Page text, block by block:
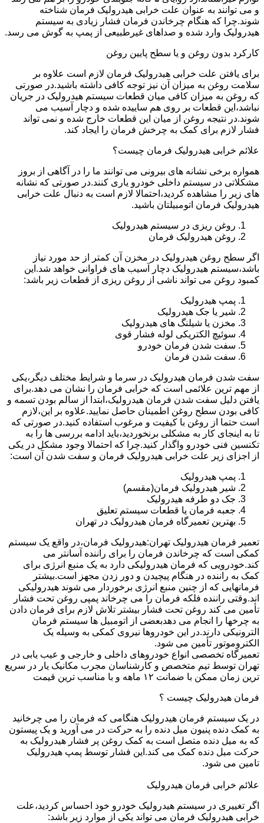
و می توانند به عنوان علت خرابی هیدرولیک فرمان شناخته
شوند.چرا که هنگام چرخاندن فرمان فشار زیادی به سیستم
هیدرولیک وارد شده و صداهای غیرطبیعی از پمپ به گوش می رسد.
کارکرد بدون روغن و یا سطح پایین روغن
برای یافتن علت خرابی هیدرولیک فرمان لازم است علاوه بر
سلامت روغن به میزان آن نیز توجه کافی داشته باشید.در صورتی
که روغن به میزان کافی میان قطعات سیستم هیدرولیک در جریان
نباشد،این قطعات بر روی هم ساییده شده و دچار آسیب می
شوند.در نتیجه روغن از میان این قطعات خارج شده و نمی تواند
فشار لازم برای کمک به چرخش فرمان را ایجاد کند.
علائم خرابی هیدرولیک فرمان چیست؟
همواره برخی نشانه های بیرونی می توانند ما را در آگاهی از بروز
مشکلاتی در سیستم داخلی خودرو یاری کنند.در صورتی که نشانه
های زیر را مشاهده کردید،احتمالا لازم است به دنبال علت خرابی
هیدرولیک فرمان اتومبیلتان باشید.
روغن ریزی در سیستم هیدرولیک
روغن هیدرولیک فرمان
اگر سطح روغن هیدرولیک در مخزن آن کمتر از حد مورد نیاز
باشد،سیستم هیدرولیک دچار آسیب های فراوانی خواهد شد.این
کمبود روغن می تواند ناشی از روغن ریزی از قطعات زیر باشد:
پمپ هیدرولیک
شیر یا جک هیدرولیک
مخزن یا شیلنگ های هیدرولیک
سوئیچ الکتریکی لوله فشار قوی
سفت شدن فرمان خودرو
سفت شدن فرمان
سفت شدن فرمان هیدرولیک در سرما و شرایط مختلف دیگر،یکی
از مهم ترین علائمی است که خرابی فرمان را نشان می دهد.برای
یافتن دلیل سفت شدن فرمان هیدرولیک،ابتدا از سالم بودن تسمه و
کافی بودن سطح روغن اطمینان حاصل نمایید.علاوه بر این،لازم
است حتما از روغن با کیفیت و مرغوب استفاده کنید.در صورتی که
تا به اینجای کار به مشکلی برنخوردید،باید ادامه بررسی ها را به
تکنسین فنی خودرو واگذار کنید.چرا که احتمالا وجود مشکل در یکی
از اجزای زیر علت خرابی هیدرولیک فرمان و سفت شدن آن است:
پمپ هیدرولیک
شیر هیدرولیک فرمان(مقسم)
جک دو طرفه هیدرولیک
جعبه فرمان یا قطعات سیستم تعلیق
بهترین تعمیرگاه فرمان هیدرولیک در تهران
تعمیر فرمان هیدرولیک تهران:هیدرولیک فرمان،در واقع یک سیستم
کمکی است که چرخاندن فرمان را برای راننده آسانتر می
کند.خودرویی که فرمان هیدرولیکی دارد به یک منبع انرژی برای
کمک به راننده در هنگام پیچیدن و دور زدن مجهز است.بیشتر
فرمانهایی که از چنین منبع انرژی برخوردار می شوند هیدرولیکی
اند.وقتی راننده فلکه فرمان را می چرخاند پمپی روغن تحت فشار
تأمین می کند روغن تحت فشار بیشتر تلاش لازم برای فرمان دادن
به چرخها را انجام می دهدبعضی از اتومبیل ها سیستم فرمان
الترونیکی دارند.در این خودروها نیروی کمکی به وسیله یک
الکتروموتور تأمین می شود.
تعمیرگاه تخصصی انواع خودروهای داخلی و خارجی و عیب یابی در
تهران توسط تیم متخصص و کارشناسان مجرب مکانیک یار در سریع
ترین زمان ممکن با ضمانت ۱۲ ماهه و با مناسب ترین قیمت
فرمان هیدرولیک چیست ؟
در یک سیستم فرمان هیدرولیک هنگامی که فرمان را می چرخانید
به کمک دنده پنیون میل دنده را به حرکت در می آورید و یک پیستون
که به میل دنده متصل است به کمک روغن پر فشار هیدرولیک به
حرکت میل دنده کمک می کند.این فشار توسط پمپ هیدرولیک
تامین می شود.
علائم خرابی فرمان هیدرولیک
اگر تغییری در سیستم هیدرولیک خودرو خود احساس کردید،علت
خرابی هیدرولیک فرمان می تواند یکی از موارد زیر باشد: